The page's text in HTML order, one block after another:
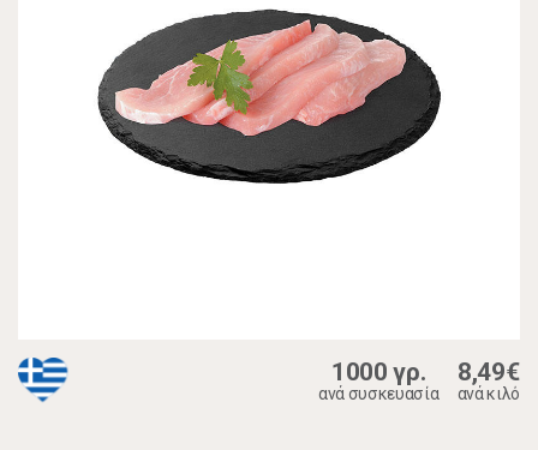
1000 γρ.
ανά συσκευασία
8,49€
ανά κιλό